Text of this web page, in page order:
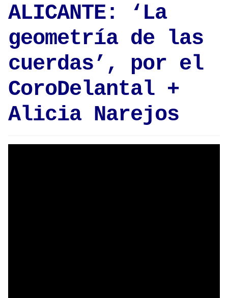
ALICANTE: ‘La
geometría de las
cuerdas’, por el
CoroDelantal +
Alicia Narejos